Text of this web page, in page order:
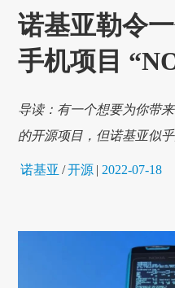
诺基亚勒令
手机项目
导读：有一个想要为你带
的开源项目，但诺基亚似
诺基亚 /开源 | 2022-07-18